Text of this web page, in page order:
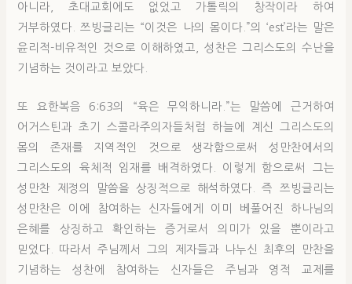
아니라, 초대교회에도 없었고 가톨릭의 창작이라 하여
거부하였다. 쯔빙글리는 “이것은 나의 몸이다.”의 ‘est’라는 말은
윤리적-비유적인 것으로 이해하였고, 성찬은 그리스도의 수난을
기념하는 것이라고 보았다.
또 요한복음 6:63의 “육은 무익하니라.”는 말씀에 근거하여
어거스틴과 초기 스콜라주의자들처럼 하늘에 계신 그리스도의
몸의 존재를 지역적인 것으로 생각함으로써 성만찬에서의
그리스도의 육체적 임재를 배격하였다. 이렇게 함으로써 그는
성만찬 제정의 말씀을 상징적으로 해석하였다. 즉 쯔빙글리는
성만찬은 이에 참여하는 신자들에게 이미 베풀어진 하나님의
은혜를 상징하고 확인하는 증거로서 의미가 있을 뿐이라고
믿었다. 따라서 주님께서 그의 제자들과 나누신 최후의 만찬을
기념하는 성찬에 참여하는 신자들은 주님과 영적 교제를